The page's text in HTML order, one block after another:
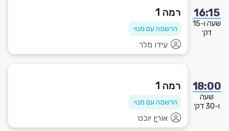
16:15
שעה ו-15
דק׳
רמה 1
הרשמה עם מנוי
עידו מלר
18:00
שעה
ו-30 דק׳
רמה 1
הרשמה עם מנוי
אוריָן יוכט